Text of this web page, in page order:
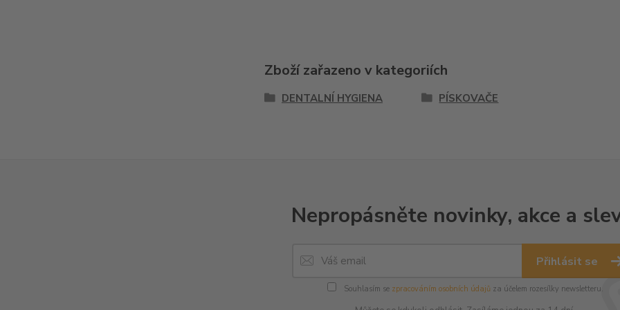
Zboží zařazeno v kategoriích
DENTALNÍ HYGIENA PÍSKOVAČE
Nepropásněte novinky, akce a
Přihlásit se
Souhlasím se zpracováním osobních údajůza účelem rozesílky newsletteru.